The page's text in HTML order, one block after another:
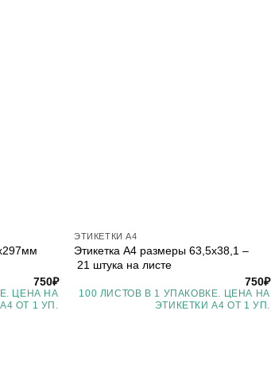
750₽
ЦЕНА НА
ОТ 1 УП.
ЭТИКЕТКИ А4
Этикетка А4 размеры 63,5х38,1 –
21 штука на листе
750₽
100 ЛИСТОВ В 1 УПАКОВКЕ. ЦЕНА НА
ЭТИКЕТКИ А4 ОТ 1 УП.